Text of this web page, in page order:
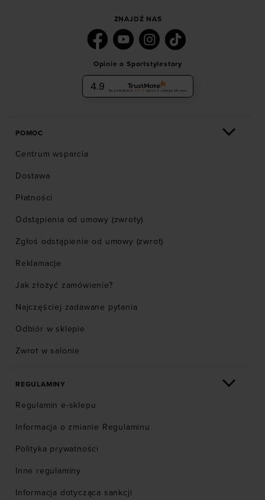
ZNAJDŹ NAS
Opinie o Sportstylestory
4.9 Na podstawie 6036 opinii z całego okresu
POMOC
Centrum wsparcia
Dostawa
Płatności
Odstąpienia od umowy (zwroty)
Zgłoś odstąpienie od umowy (zwrot)
Reklamacje
Jak złożyć zamówienie?
Najczęściej zadawane pytania
Odbiór w sklepie
Zwrot w salonie
REGULAMINY
Regulamin e-sklepu
Informacja o zmianie Regulaminu
Polityka prywatności
Inne regulaminy
Informacja dotycząca sankcji